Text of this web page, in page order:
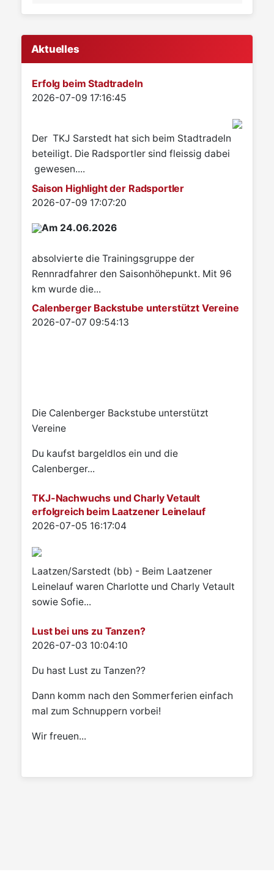
Aktuelles
Erfolg beim Stadtradeln
Details
2026-07-09 17:16:45
Der TKJ Sarstedt hat sich beim Stadtradeln
beteiligt. Die Radsportler sind fleissig dabei
gewesen....
Saison Highlight der Radsportler
Details
2026-07-09 17:07:20
Am 24.06.2026
absolvierte die Trainingsgruppe der
Rennradfahrer den Saisonhöhepunkt. Mit 96
km wurde die...
Calenberger Backstube unterstützt Vereine
Details
2026-07-07 09:54:13
Die Calenberger Backstube unterstützt
Vereine
Du kaufst bargeldlos ein und die
Calenberger...
TKJ-Nachwuchs und Charly Vetault
erfolgreich beim Laatzener Leinelauf
Details
2026-07-05 16:17:04
Laatzen/Sarstedt (bb) - Beim Laatzener
Leinelauf waren Charlotte und Charly Vetault
sowie Sofie...
Lust bei uns zu Tanzen?
Details
2026-07-03 10:04:10
Du hast Lust zu Tanzen??
Dann komm nach den Sommerferien einfach
mal zum Schnuppern vorbei!
Wir freuen...